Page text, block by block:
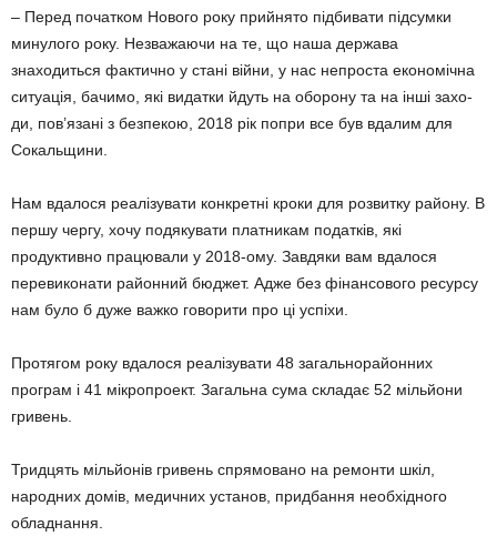
– Перед початком Нового року прийнято підбивати підсумки
мину­лого року. Незважаючи на те, що наша держава
знаходиться фактично у стані війни, у нас непроста еко­номічна
ситуація, бачимо, які видат­ки йдуть на оборону та на інші захо­
ди, пов’язані з безпекою, 2018 рік попри все був вдалим для
Сокаль­щини.
Нам вдалося реалізувати конкрет­ні кроки для розвитку району. В
пер­шу чергу, хочу подякувати платникам податків, які
продуктивно працю­вали у 2018-ому. Завдяки вам вда­лося
перевиконати районний бюд­жет. Адже без фінансового ресурсу
нам було б дуже важко говорити про ці успіхи.
Протягом року вдалося реалізува­ти 48 загальнорайонних
програм і 41 мікропроект. Загальна сума скла­дає 52 мільйони
гривень.
Тридцять мільйонів гривень спря­мовано на ремонти шкіл,
народних домів, медичних установ, придбання необхідного
обладнання.